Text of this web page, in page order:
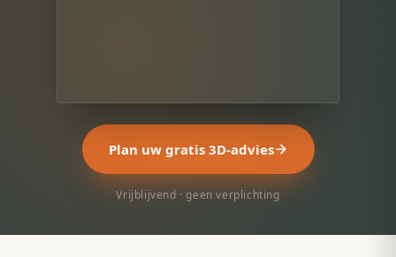
Plan uw gratis 3D-advies
Vrijblijvend · geen verplichting